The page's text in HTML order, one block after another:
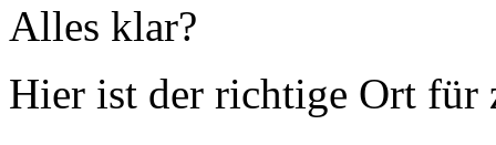
Alles klar?
Hier ist der richtige Ort